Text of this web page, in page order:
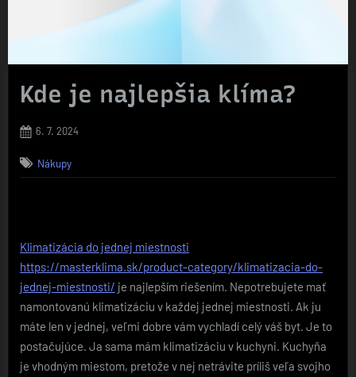
Kde je najlepšia klíma?
Posted
6. 7. 2024
Nákupy
Klimatizácia do jednej miestnosti
https://masterklima.sk/product-category/klimatizacia-do-
jednej-miestnosti/ je najlepším riešením. Nepotrebujete mať
namontovanú klimatizáciu v každej jednej miestnosti. Ak ju
máte len v jednej, veľmi dobre vám vychladí celý váš byt. Je to
postačujúce. Ja sama mám klimatizáciu v kuchyni. Kuchyňa
je vhodným miestom, pretože v nej netrávite príliš veľa svojho